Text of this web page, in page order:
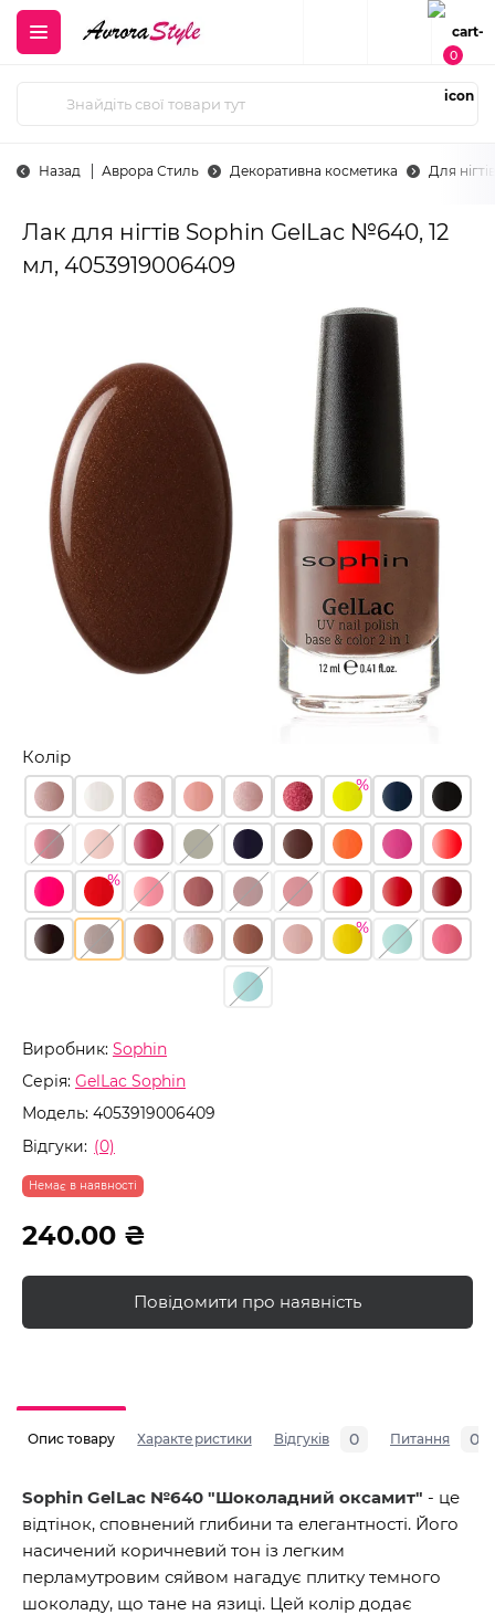
0
Назад Аврора Стиль Декоративна косметика Для нігтів
Лак для нігтів Sophin GelLac №640, 12
мл, 4053919006409
Виробник: Sophin
Серія: GelLac Sophin
Модель: 4053919006409
Відгуки: (0)
Немає в наявності
Колір
240.00 ₴
Повідомити про наявність
Опис товару Характеристики Відгуків 0 Питання 0
Sophin GelLac №640 "Шоколадний оксамит" - це
відтінок, сповнений глибини та елегантності. Його
насичений коричневий тон із легким
перламутровим сяйвом нагадує плитку темного
шоколаду, що тане на язиці. Цей колір додає